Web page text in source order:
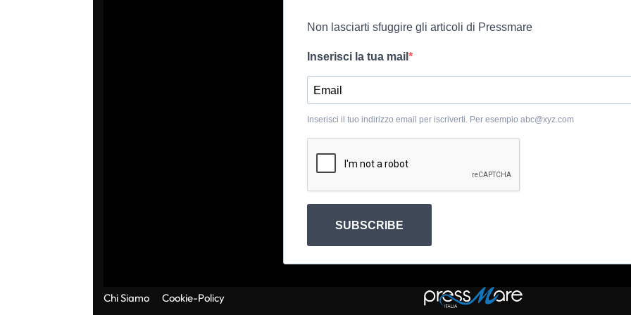
Non lasciarti sfuggire gli articoli di Pressmare
Inserisci la tua mail
Inserisci il tuo indirizzo email per iscriverti. Per esempio abc@xyz.com
SUBSCRIBE
Chi Siamo Cookie-Policy